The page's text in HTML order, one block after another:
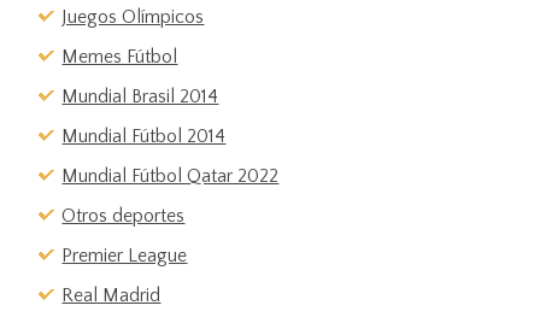
Juegos Olímpicos
Memes Fútbol
Mundial Brasil 2014
Mundial Fútbol 2014
Mundial Fútbol Qatar 2022
Otros deportes
Premier League
Real Madrid